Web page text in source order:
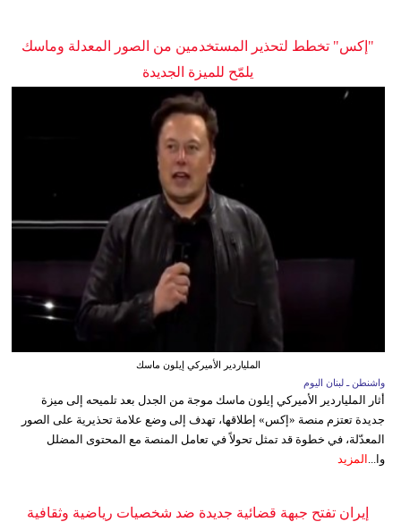
"إكس" تخطط لتحذير المستخدمين من الصور المعدلة وماسك
يلمّح للميزة الجديدة
الملياردير الأميركي إيلون ماسك
واشنطن ـ لبنان اليوم
أثار الملياردير الأميركي إيلون ماسك موجة من الجدل بعد تلميحه إلى ميزة
جديدة تعتزم منصة «إكس» إطلاقها، تهدف إلى وضع علامة تحذيرية على الصور
المعدّلة، في خطوة قد تمثل تحولاً في تعامل المنصة مع المحتوى المضلل
وا... المزيد
إيران تفتح جبهة قضائية جديدة ضد شخصيات رياضية وثقافية